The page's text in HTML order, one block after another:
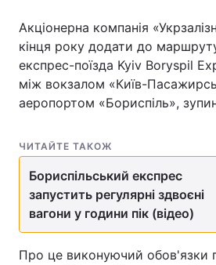
Акціонерна компанія
кінця року додати до
експрес-поїзда Kyiv Boryspil
між вокзалом «Київ-
аеропортом «Бориспіль»,
ЧИТАЙТЕ ТАКОЖ
Бориспільський експрес
запустить регулярні здвоєні
вагони у години пік (відео)
Про це виконуючий обов'язки